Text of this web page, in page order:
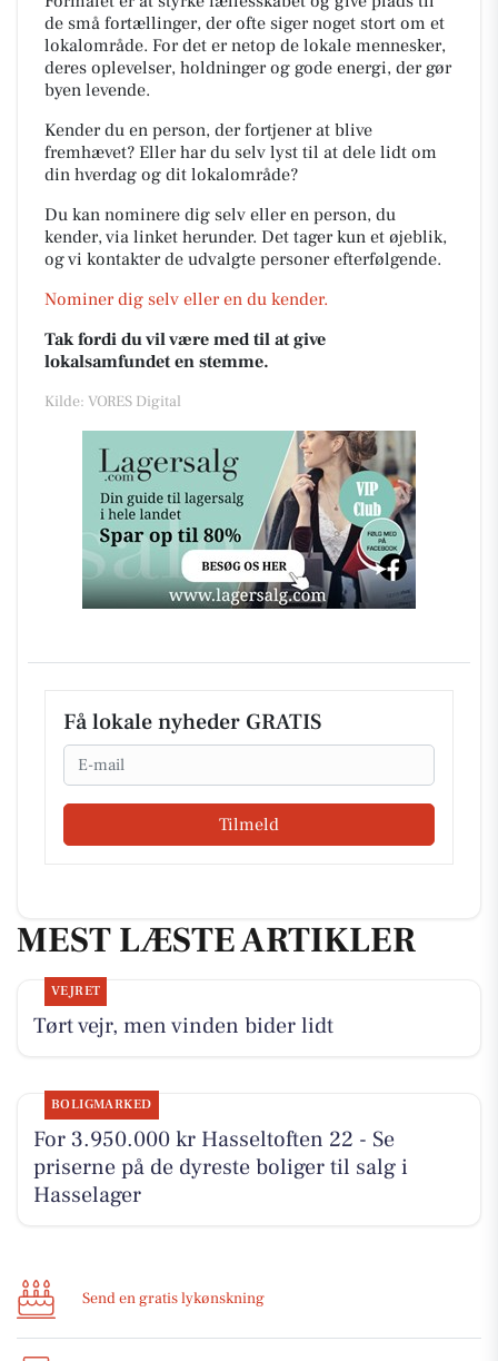
de små fortællinger, der ofte siger noget stort om et
lokalområde. For det er netop de lokale mennesker,
deres oplevelser, holdninger og gode energi, der gør
byen levende.
Kender du en person, der fortjener at blive
fremhævet? Eller har du selv lyst til at dele lidt om
din hverdag og dit lokalområde?
Du kan nominere dig selv eller en person, du
kender, via linket herunder. Det tager kun et øjeblik,
og vi kontakter de udvalgte personer efterfølgende.
Nominer dig selv eller en du kender.
Tak fordi du vil være med til at give
lokalsamfundet en stemme.
Kilde: VORES Digital
Få lokale nyheder GRATIS
Email
Tilmeld
MEST LÆSTE ARTIKLER
VEJRET
Tørt vejr, men vinden bider lidt
BOLIGMARKED
For 3.950.000 kr Hasseltoften 22 - Se
priserne på de dyreste boliger til salg i
Hasselager
Send en gratis lykønskning